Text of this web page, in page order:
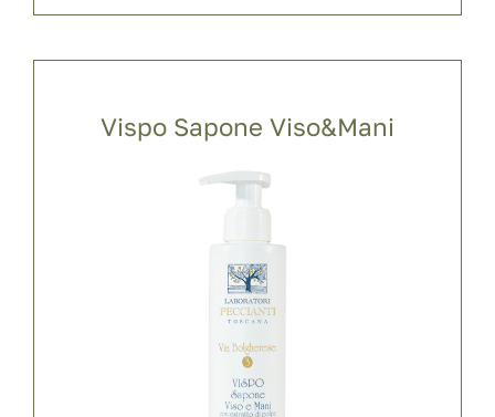
Vispo Sapone Viso&Mani